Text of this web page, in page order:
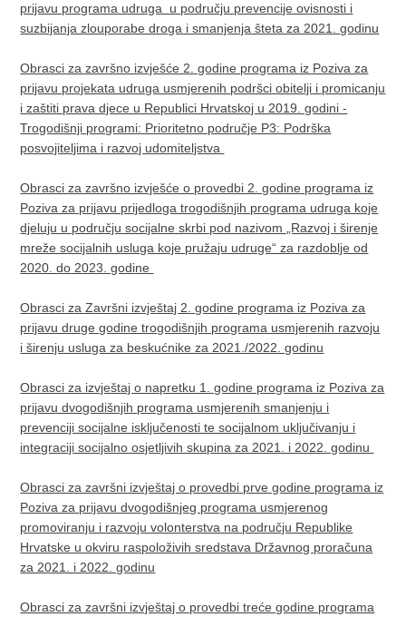
prijavu programa udruga u području prevencije ovisnosti i
suzbijanja zlouporabe droga i smanjenja šteta za 2021. godinu
Obrasci za završno izvješće 2. godine programa iz Poziva za
prijavu projekata udruga usmjerenih podršci obitelji i promicanju
i zaštiti prava djece u Republici Hrvatskoj u 2019. godini -
Trogodišnji programi: Prioritetno područje P3: Podrška
posvojiteljima i razvoj udomiteljstva
Obrasci za završno izvješće o provedbi 2. godine programa iz
Poziva za prijavu prijedloga trogodišnjih programa udruga koje
djeluju u području socijalne skrbi pod nazivom „Razvoj i širenje
mreže socijalnih usluga koje pružaju udruge“ za razdoblje od
2020. do 2023. godine
Obrasci za Završni izvještaj 2. godine programa iz Poziva za
prijavu druge godine trogodišnjih programa usmjerenih razvoju
i širenju usluga za beskućnike za 2021./2022. godinu
Obrasci za izvještaj o napretku 1. godine programa iz Poziva za
prijavu dvogodišnjih programa usmjerenih smanjenju i
prevenciji socijalne isključenosti te socijalnom uključivanju i
integraciji socijalno osjetljivih skupina za 2021. i 2022. godinu
Obrasci za završni izvještaj o provedbi prve godine programa iz
Poziva za prijavu dvogodišnjeg programa usmjerenog
promoviranju i razvoju volonterstva na području Republike
Hrvatske u okviru raspoloživih sredstava Državnog proračuna
za 2021. i 2022. godinu
Obrasci za završni izvještaj o provedbi treće godine programa